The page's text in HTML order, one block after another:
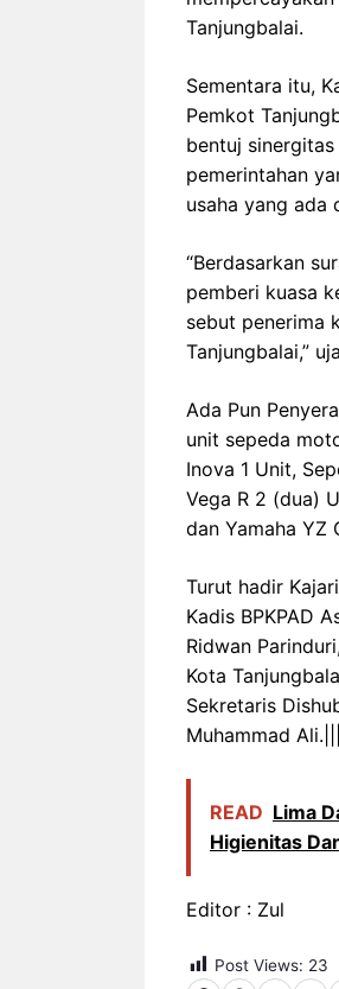
Tanjungbalai.
Sementara itu,
Pemkot
bentuj
pemerintahan
usaha yang ada
“Berdasarkan
pemberi kuasa
sebut penerima
Tanjungbalai,”
Ada Pun
unit sepeda
Inova 1 Unit,
Vega R 2 (dua)
dan Yamaha YZ
Turut hadir
Kadis BPKPAD
Ridwan
Kota
Sekretaris
Muhammad
READ Lima
Higienitas
Editor : Zul
Post Views: 23